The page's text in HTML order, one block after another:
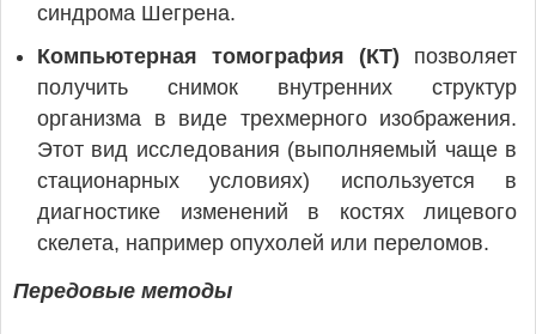
синдрома Шегрена.
Компьютерная томография (КТ) позволяет
получить снимок внутренних структур
организма в виде трехмерного изображения.
Этот вид исследования (выполняемый чаще в
стационарных условиях) используется в
диагностике изменений в костях лицевого
скелета, например опухолей или переломов.
Передовые методы